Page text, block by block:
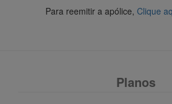
Para reemitir a apólice, Clique
Planos